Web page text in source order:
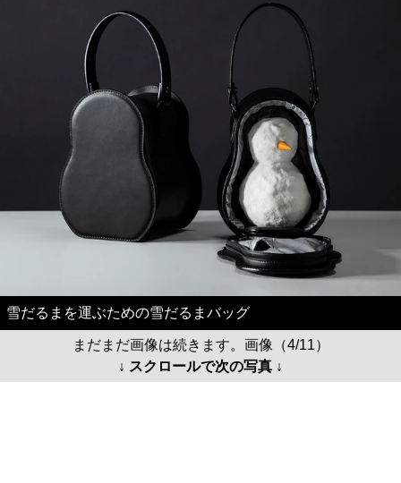
雪だるまを運ぶための雪だるまバッグ
まだまだ画像は続きます。画像（4/11）
↓ スクロールで次の写真 ↓